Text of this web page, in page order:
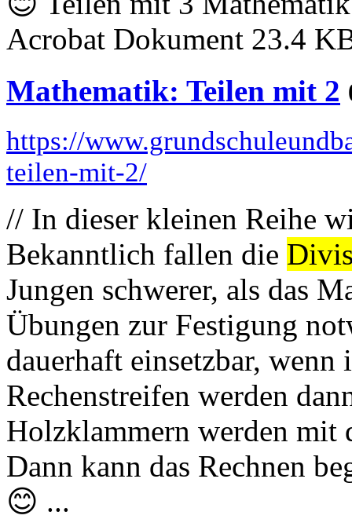
Acrobat Dokument 23.4
Mathematik: Teilen mit 2
https://
teilen-mit-2/
// In dieser kleinen Reihe
Bekanntlich fallen die
Jungen schwerer, als das
Übungen zur Festigung
dauerhaft einsetzbar,
Rechenstreifen werden
Holzklammern werden mit
Dann kann das Rechnen
😊 ...